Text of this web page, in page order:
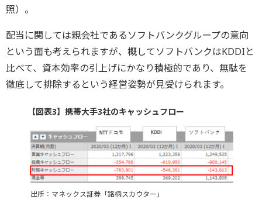
照）。
配当に関しては親会社であるソフトバンクグループの意向
という面も考えられますが、概してソフトバンクはKDDIと
比べて、資本効率の引上げにかなり積極的であり、無駄を
徹底して排除するという経営姿勢が見受けられます。
【図表3】携帯大手3社のキャッシュフロー
出所：マネックス証券「銘柄スカウター」